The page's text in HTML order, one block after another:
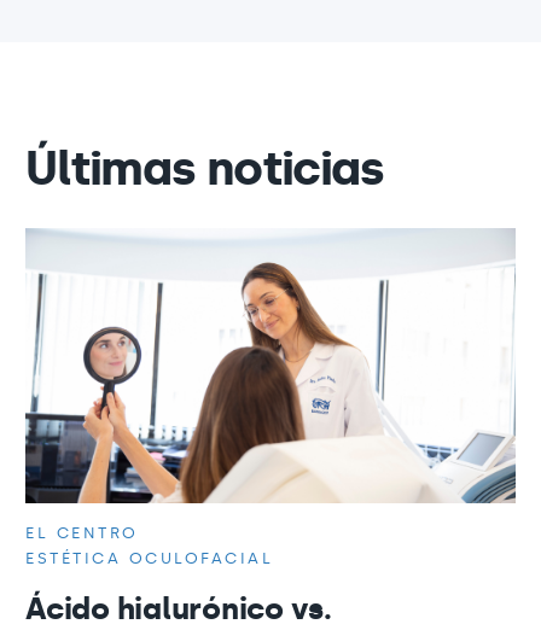
Últimas noticias
EL CENTRO
ESTÉTICA OCULOFACIAL
Ácido hialurónico vs.